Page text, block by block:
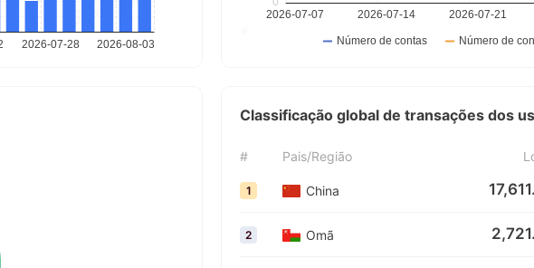
Classificação global de transações dos
# Pais/Região
1 China
2 Omã